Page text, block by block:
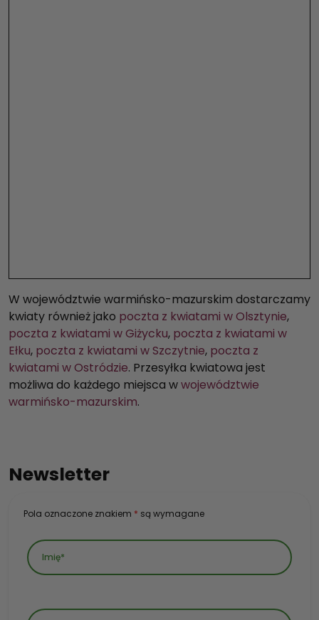
W województwie warmińsko-mazurskim dostarczamy
kwiaty również jako poczta z kwiatami w Olsztynie,
poczta z kwiatami w Giżycku, poczta z kwiatami w
Ełku, poczta z kwiatami w Szczytnie, poczta z
kwiatami w Ostródzie. Przesyłka kwiatowa jest
możliwa do każdego miejsca wwojewództwie
warmińsko-mazurskim.
Newsletter
Pola oznaczone znakiem * są wymagane